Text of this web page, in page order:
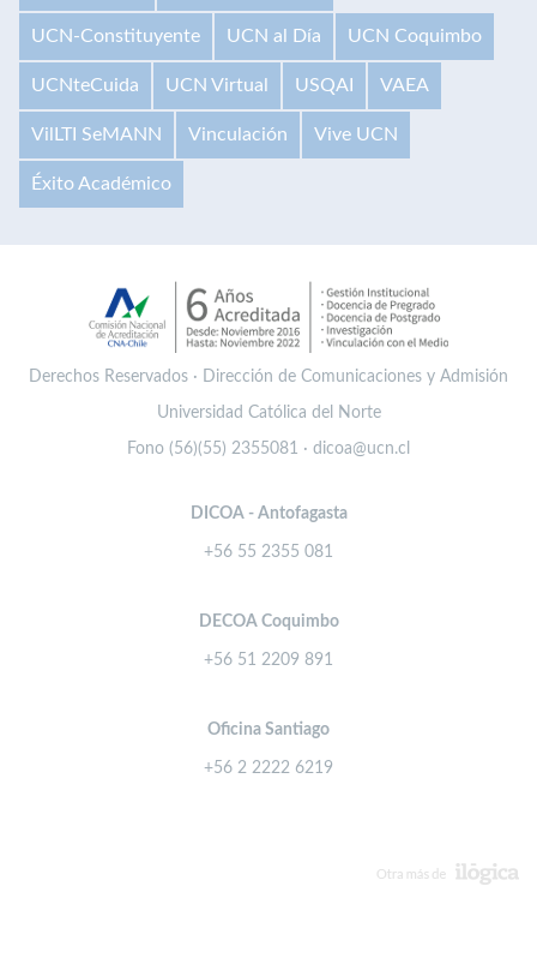
UCN-Constituyente UCN al Día UCN Coquimbo
UCNteCuida UCN Virtual USQAI VAEA
VilLTI SeMANN Vinculación Vive UCN
Éxito Académico
Derechos Reservados · Dirección de Comunicaciones y Admisión
Universidad Católica del Norte
Fono (56)(55) 2355081 · dicoa@ucn.cl
DICOA - Antofagasta
+56 55 2355 081
DECOA Coquimbo
+56 51 2209 891
Oficina Santiago
+56 2 2222 6219